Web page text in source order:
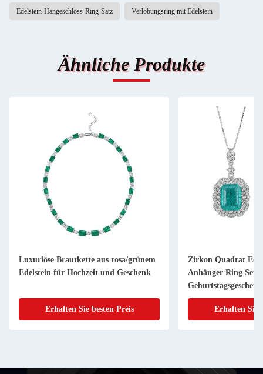
Edelstein-Hängeschloss-Ring-Satz Verlobungsring mit Edelstein
Ähnliche Produkte
Luxuriöse Brautkette aus rosa/grünem
Edelstein für Hochzeit und Geschenk
Erhalten Sie besten Preis
Zirkon Quadrat
Anhänger Ring Set
Geburtstagsgeschenk
Erhalten Sie